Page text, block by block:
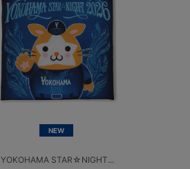
NEW
YOKOHAMA STAR☆NIGHT...